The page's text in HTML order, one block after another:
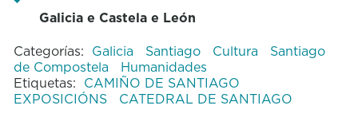
Galicia e Castela e León
Categorías: Galicia Santiago Cultura
Santiago
de Compostela
Humanidades
Etiquetas: CAMIÑO DE SANTIAGO
EXPOSICIÓNS
CATEDRAL DE SANTIAGO